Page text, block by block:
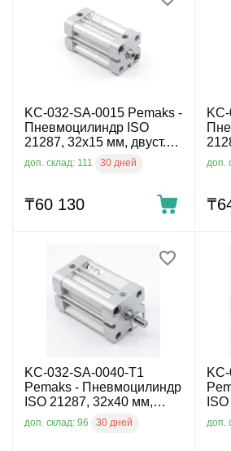
KC-032-SA-0015 Pemaks -
Пневмоцилиндр ISO
21287, 32x15 мм, двуст.
действ., внутр. резьба
доп. склад: 111 30 дней
₸60 130
доп.
₸
KC-032-SA-0040-T1
Pemaks - Пневмоцилиндр
ISO 21287, 32x40 мм,
двуст. действ., нар.
резьба
доп. склад: 96 30 дней доп.